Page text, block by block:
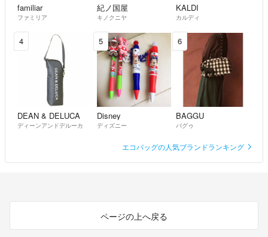
います。通常であれば2日〜3日で発送しています。（普通郵便定形外
規格外は窓口発送のため4日〜7日）発送が遅くなる時は事前にプロフ
でお知らせしております。次回発送◯/◯など。
【お願い】
当ショップの商品転載被害続出しています。写真、商品説明等コピペ、
転載見つけ次第事務局へ通報します。他フリマサイトからラクマへの転
載被害もあります。
familiar
ファミリア
紀ノ国屋
キノクニヤ
KALDI
カルディ
4
DEAN & DELUCA
ディーンアンドデルーカ
5
Disney
ディズニー
6
BAGGU
バグゥ
エコバッグの人気ブランドランキング
ページの上へ戻る